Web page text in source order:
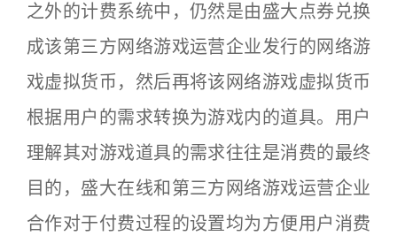
之外的计费系统中，仍然是由盛大点券兑换
成该第三方网络游戏运营企业发行的网络游
戏虚拟货币，然后再将该网络游戏虚拟货币
根据用户的需求转换为游戏内的道具。用户
理解其对游戏道具的需求往往是消费的最终
目的，盛大在线和第三方网络游戏运营企业
合作对于付费过程的设置均为方便用户消费